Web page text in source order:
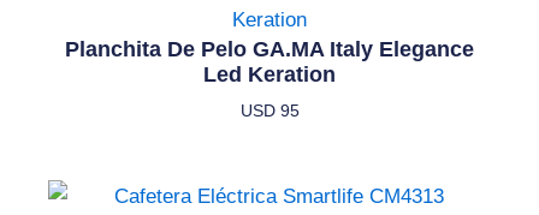
Planchita De Pelo GA.MA Italy Elegance
Led Keration
USD95